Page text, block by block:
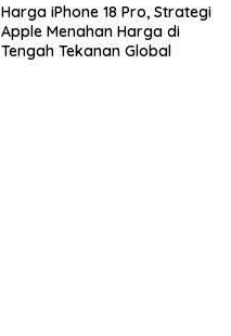
Harga iPhone 18 Pro, Strategi
Apple Menahan Harga di
Tengah Tekanan Global